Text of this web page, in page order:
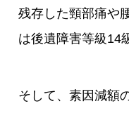
残存した頸部痛や
は後遺障害等級14
そして、素因減額